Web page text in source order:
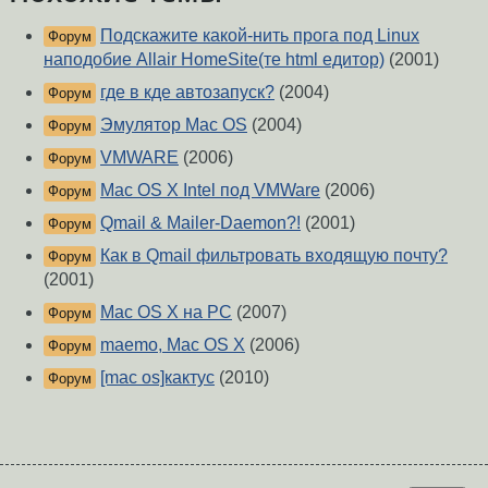
Форум
Подскажите какой-нить прога под Linux
наподобие Allair HomeSite(те html едитор) (2001)
Форум где в кде автозапуск? (2004)
Форум Эмулятор Mac OS (2004)
Форум VMWARE (2006)
Форум Mac OS X Intel под VMWare (2006)
Форум Qmail & Mailer-Daemon?! (2001)
Форум
Как в Qmail фильтровать входящую почту?
(2001)
Форум Mac OS X на PC (2007)
Форум maemo, Mac OS X (2006)
Форум [mac os]кактус (2010)